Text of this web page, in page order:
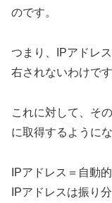
のです。
つまり、IPアドレ
右されないわけです
これに対して、そ
に取得するように
IPアドレス＝自動
IPアドレスは振り